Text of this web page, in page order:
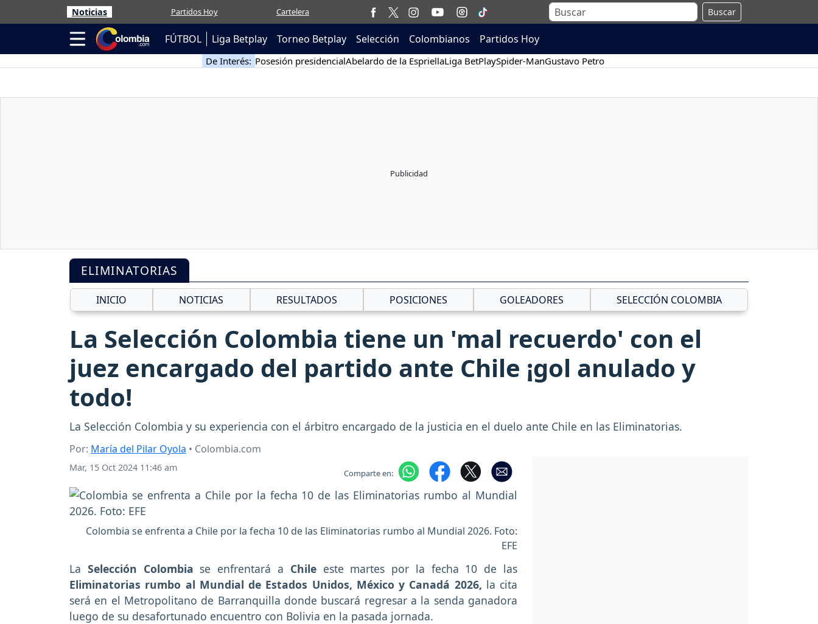
Noticias Partidos Hoy Cartelera Buscar
FÚTBOL Liga Betplay Torneo Betplay Selección Colombianos Partidos Hoy
De Interés: Posesión presidencialAbelardo de la EspriellaLiga BetPlaySpider-ManGustavo Petro
ELIMINATORIAS
INICIO NOTICIAS RESULTADOS POSICIONES GOLEADORES SELECCIÓN COLOMBIA
La Selección Colombia tiene un 'mal recuerdo' con el
juez encargado del partido ante Chile ¡gol anulado y
todo!
La Selección Colombia y su experiencia con el árbitro encargado de la justicia en el duelo ante Chile en las Eliminatorias.
Por: María del Pilar Oyola • Colombia.com
Mar, 15 Oct 2024 11:46 am Comparte en:
Colombia se enfrenta a Chile por la fecha 10 de las Eliminatorias rumbo al Mundial 2026. Foto:
EFE
La Selección Colombia se enfrentará a Chile este martes por la fecha 10 de las
Eliminatorias rumbo al Mundial de Estados Unidos, México y Canadá 2026, la cita
será en el Metropolitano de Barranquilla donde buscará regresar a la senda ganadora
luego de su desafortunado encuentro con Bolivia en la pasada jornada.